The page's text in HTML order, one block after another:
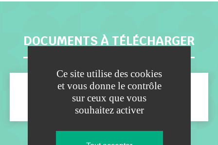
DOCUMENTS À TÉLÉCHARGER
Règlement du cimetière
Ce site utilise des cookies
et vous donne le contrôle
sur ceux que vous
souhaitez activer